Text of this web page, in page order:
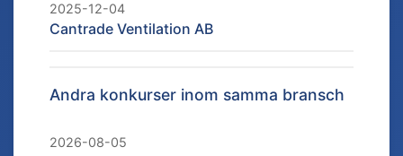
2025-12-04
Cantrade Ventilation AB
Andra konkurser inom samma bransch
2026-08-05